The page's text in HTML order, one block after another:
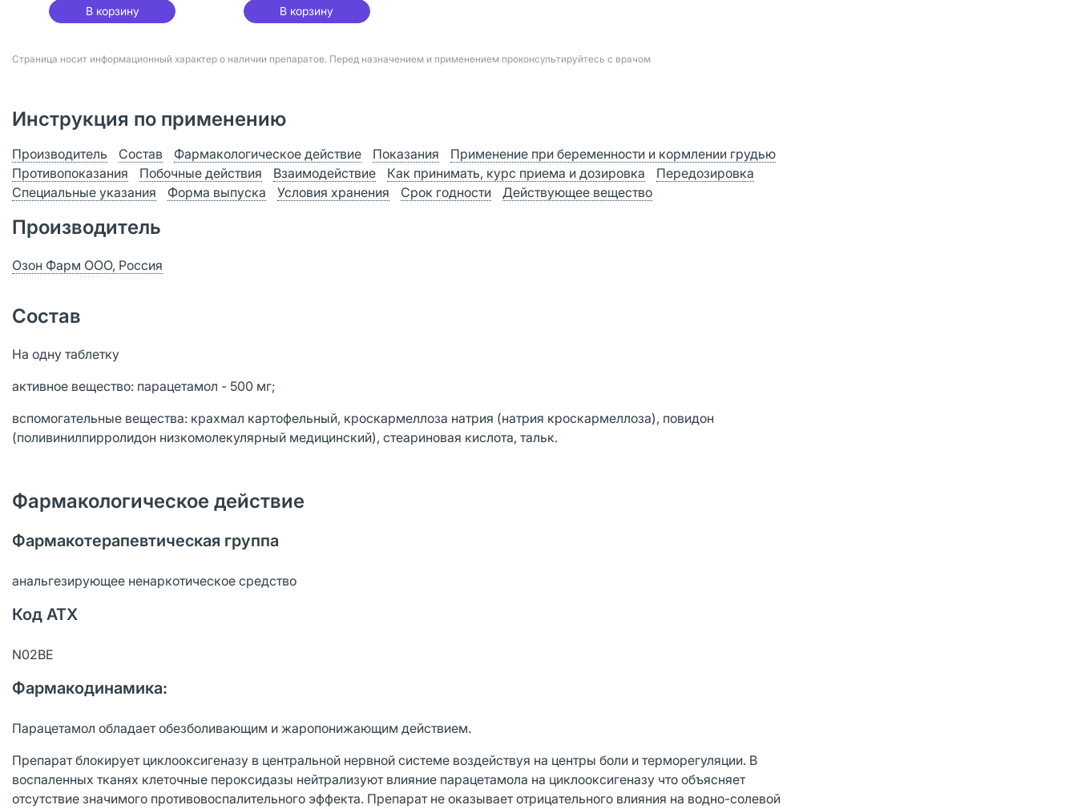
В корзину В корзину
Страница носит информационный характер о наличии препаратов. Перед назначением и применением проконсультируйтесь с врачом
Инструкция по применению
Производитель Состав Фармакологическое действие Показания
Применение при беременности и кормлении грудью
Противопоказания
Побочные действия Взаимодействие Как принимать, курс приема и дозировка
Передозировка
Специальные указания
Форма выпуска Условия хранения Срок годности Действующее вещество
Производитель
Озон Фарм ООО, Россия
Состав
На одну таблетку
активное вещество: парацетамол - 500 мг;
вспомогательные вещества: крахмал картофельный, кроскармеллоза натрия (натрия кроскармеллоза), повидон
(поливинилпирролидон низкомолекулярный медицинский), стеариновая кислота, тальк.
Фармакологическое действие
Фармакотерапевтическая группа
анальгезирующее ненаркотическое средство
Код АТХ
N02BE
Фармакодинамика:
Парацетамол обладает обезболивающим и жаропонижающим действием.
Препарат блокирует циклооксигеназу в центральной нервной системе воздействуя на центры боли и терморегуляции. В
воспаленных тканях клеточные пероксидазы нейтрализуют влияние парацетамола на циклооксигеназу что объясняет
отсутствие значимого противовоспалительного эффекта. Препарат не оказывает отрицательного влияния на водно-солевой